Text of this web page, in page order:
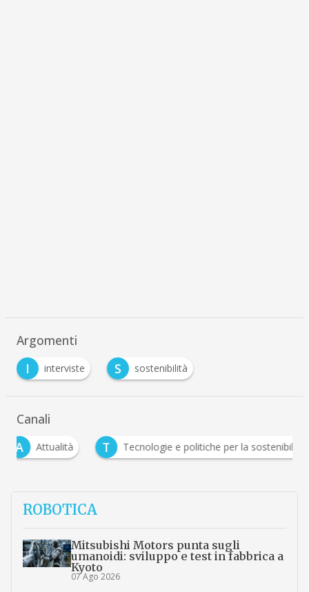
Argomenti
I
interviste S sostenibilità
Canali
A
Attualità T Tecnologie e politiche per la
ROBOTICA
Mitsubishi Motors punta sugli
umanoidi: sviluppo e test in fabbrica a
Kyoto
07 Ago 2026